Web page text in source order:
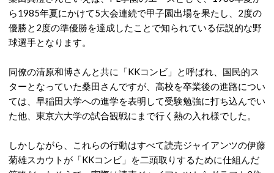
ら1985年夏にかけて5大会連続で甲子園出場を果たし、2度の
優勝と2度の準優勝を達成したことで知られている伝説的な野
球選手となります。
同僚の清原和博さんと共に「KKコンビ」と呼ばれ、国民的ス
ターとなっていた桑田さんですが、高校を卒業後の進路につい
ては、早稲田大学への進学を表明して受験勉強に打ち込んでい
た他、東京六大学の試合観戦にまで行く熱の入れ様でした。
しかしながら、これらの行動はすべて読売ジャイアンツの伊藤
菊雄スカウトが「KKコンビ」を二頭取りするために仕組んだ